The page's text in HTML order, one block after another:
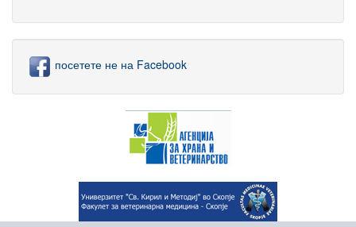
посетете не на Facebook